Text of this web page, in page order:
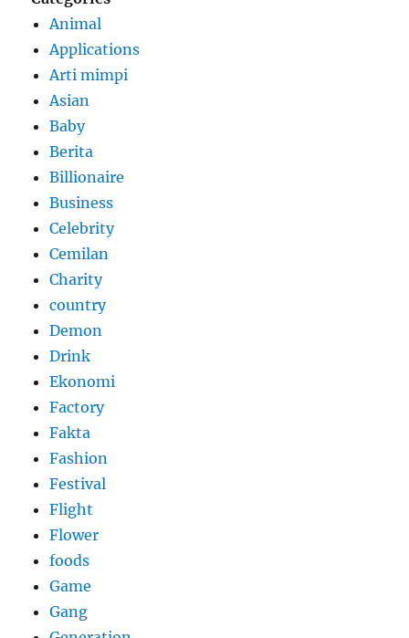
Animal
Applications
Arti mimpi
Asian
Baby
Berita
Billionaire
Business
Celebrity
Cemilan
Charity
country
Demon
Drink
Ekonomi
Factory
Fakta
Fashion
Festival
Flight
Flower
foods
Game
Gang